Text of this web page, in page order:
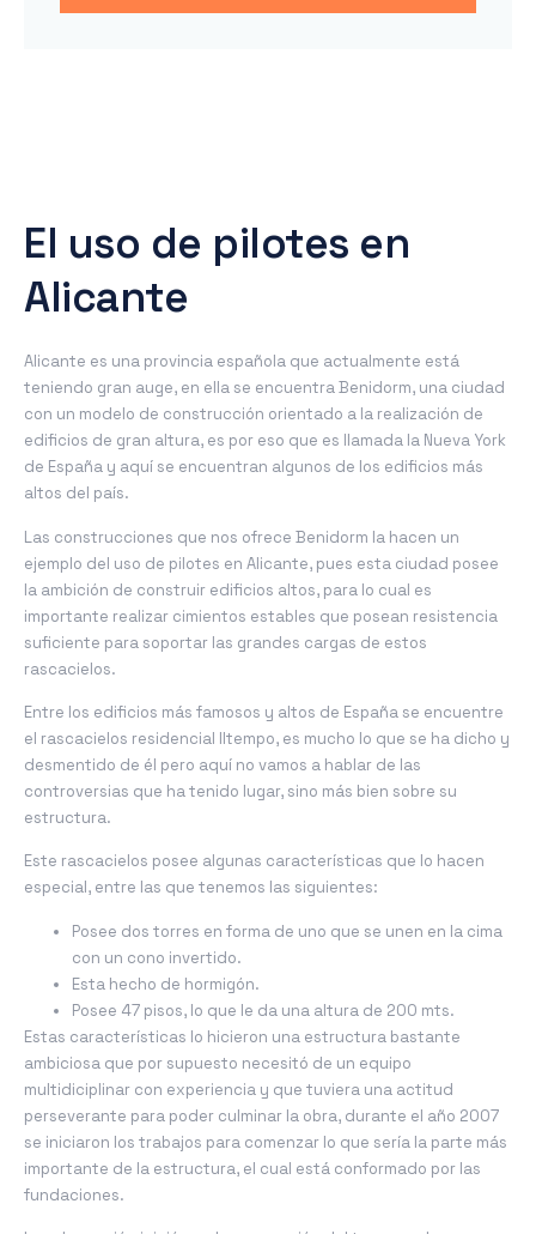
El uso de pilotes en
Alicante
Alicante es una provincia española que actualmente está
teniendo gran auge, en ella se encuentra Benidorm, una ciudad
con un modelo de construcción orientado a la realización de
edificios de gran altura, es por eso que es llamada la Nueva York
de España y aquí se encuentran algunos de los edificios más
altos del país.
Las construcciones que nos ofrece Benidorm la hacen un
ejemplo del uso de pilotes en Alicante, pues esta ciudad posee
la ambición de construir edificios altos, para lo cual es
importante realizar cimientos estables que posean resistencia
suficiente para soportar las grandes cargas de estos
rascacielos.
Entre los edificios más famosos y altos de España se encuentre
el rascacielos residencial Iltempo, es mucho lo que se ha dicho y
desmentido de él pero aquí no vamos a hablar de las
controversias que ha tenido lugar, sino más bien sobre su
estructura.
Este rascacielos posee algunas características que lo hacen
especial, entre las que tenemos las siguientes:
Posee dos torres en forma de uno que se unen en la cima
con un cono invertido.
Esta hecho de hormigón.
Posee 47 pisos, lo que le da una altura de 200 mts.
Estas características lo hicieron una estructura bastante
ambiciosa que por supuesto necesitó de un equipo
multidiciplinar con experiencia y que tuviera una actitud
perseverante para poder culminar la obra, durante el año 2007
se iniciaron los trabajos para comenzar lo que sería la parte más
importante de la estructura, el cual está conformado por las
fundaciones.